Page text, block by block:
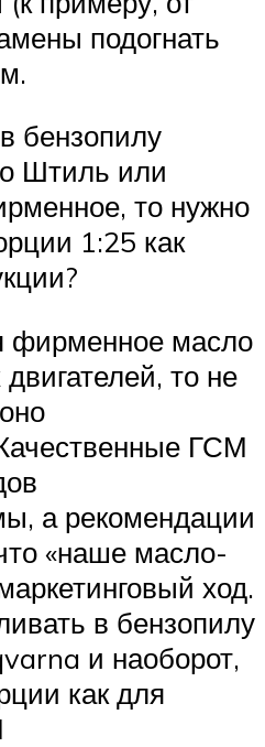
подогнать
бензопилу
Штиль или
то нужно
1:25 как
фирменное масло
то не
ГСМ
а рекомендации
«наше масло-
ход.
в бензопилу
и наоборот,
как для